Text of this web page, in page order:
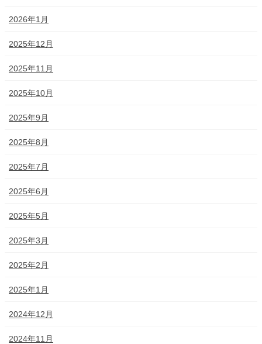
2026年1月
2025年12月
2025年11月
2025年10月
2025年9月
2025年8月
2025年7月
2025年6月
2025年5月
2025年3月
2025年2月
2025年1月
2024年12月
2024年11月